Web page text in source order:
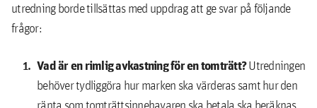
utredning borde tillsättas med uppdrag att ge svar på följande
frågor:
Vad är en rimlig avkastning för en tomträtt?Utredningen
behöver tydliggöra hur marken ska värderas samt hur den